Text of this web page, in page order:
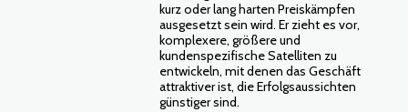
kurz oder lang harten Preiskämpfen
ausgesetzt sein wird. Er zieht es vor,
komplexere, größere und
kundenspezifische Satelliten zu
entwickeln, mit denen das Geschäft
attraktiver ist, die Erfolgsaussichten
günstiger sind.